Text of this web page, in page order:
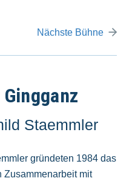
Nächste Bühne
Staemmler
gründeten 1984 das
Zusammenarbeit mit